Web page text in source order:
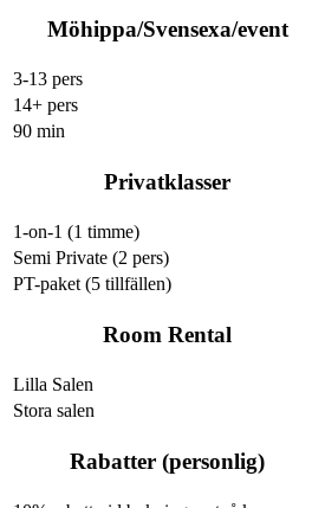
Möhippa/Svensexa/event
3-13 pers
14+ pers
90 min
Privatklasser
1-on-1 (1 timme)
Semi Private (2 pers)
PT-paket (5 tillfällen)
Room Rental
Lilla Salen
Stora salen
Rabatter (personlig)